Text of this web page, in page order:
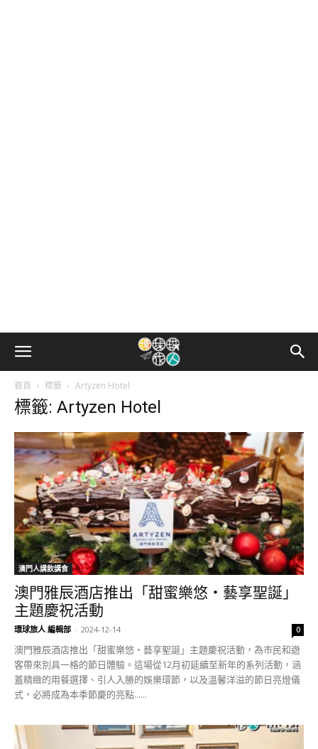
首頁 標籤 Artyzen Hotel
標籤: Artyzen Hotel
澳門人講飲講食
澳門雅辰酒店推出「甜蜜樂悠・藝享聖誕」
主題慶祝活動
環球旅人 編輯部 - 2024-12-14 0
澳門雅辰酒店推出「甜蜜樂悠・藝享聖誕」主題慶祝活動，為市民和遊
客帶來別具一格的節日體驗。這場從12月初延續至新年的系列活動，涵
蓋精緻的用餐選擇、引人入勝的娛樂環節，以及溫馨洋溢的節日亮燈儀
式，必將成為本季節慶的亮點......